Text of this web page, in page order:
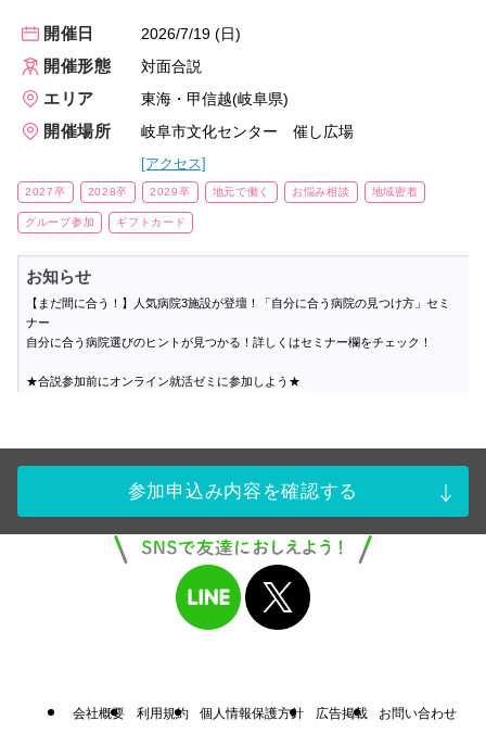
開催日 2026/7/19 (日)
開催形態 対面合説
エリア 東海・甲信越(岐阜県)
開催場所 岐阜市文化センター 催し広場
[アクセス]
2027卒 2028卒 2029卒 地元で働く お悩み相談 地域密着
グループ参加 ギフトカード
お知らせ
【まだ間に合う！】人気病院3施設が登壇！「自分に合う病院の見つけ方」セミ
ナー
自分に合う病院選びのヒントが見つかる！詳しくはセミナー欄をチェック！
★合説参加前にオンライン就活ゼミに参加しよう★
参加申込み内容を確認する